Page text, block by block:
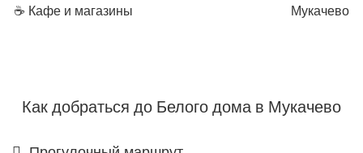
☕ Кафе и магазины
Мукачево
Как добраться до Белого дома в Мукачево